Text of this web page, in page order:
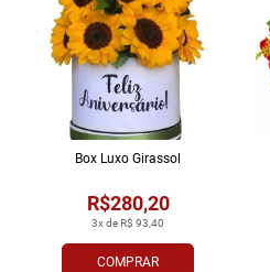
COMPRAR
3x de R$ 93,40
R$280,20
Box Luxo Girassol